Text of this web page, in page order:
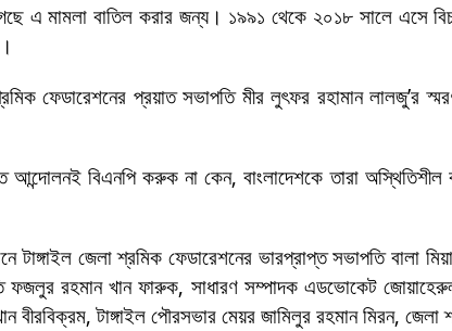
এ মামলা বাতিল করার জন্য। ১৯৯১ থেকে ২০১৮ সালে এসে
ফেডারেশনের প্রয়াত সভাপতি মীর লুৎফর রহামান লালজু’র
বিএনপি করুক না কেন, বাংলাদেশকে তারা অস্থিতিশীল
টাঙ্গাইল জেলা শ্রমিক ফেডারেশনের ভারপ্রাপ্ত সভাপতি
ফজলুর রহমান খান ফারুক, সাধারণ সম্পাদক এডভোকেট
বীরবিক্রম, টাঙ্গাইল পৌরসভার মেয়র জামিলুর রহমান মিরন,